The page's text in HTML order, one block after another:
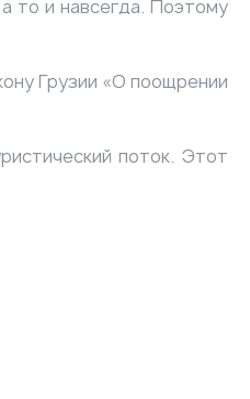
то и навсегда. Поэтому
Грузии «О поощрении
поток. Этот